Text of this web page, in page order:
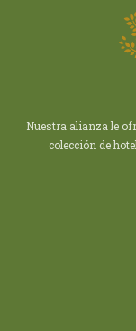
Nuestra alianza le
colección de